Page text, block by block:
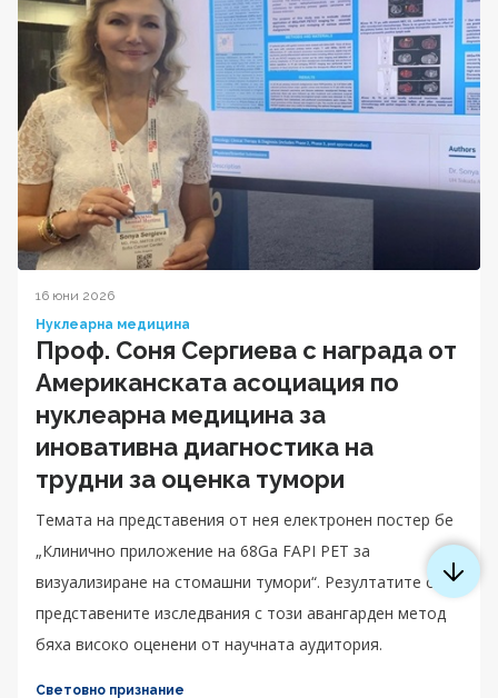
16 юни 2026
Нуклеарна медицина
Проф. Соня Сергиева с награда от
Американската асоциация по
нуклеарна медицина за
иновативна диагностика на
трудни за оценка тумори
Темата на представения от нея електронен постер бе
„Клинично приложение на 68Ga FAPI PET за
визуализиране на стомашни тумори“. Резултатите от
представените изследвания с този авангарден метод
бяха високо оценени от научната аудитория.
Световно признание